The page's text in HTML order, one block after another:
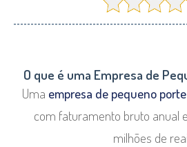
O que é uma Empresa de
Uma empresa de pequeno porte
com faturamento bruto anual
milhões de